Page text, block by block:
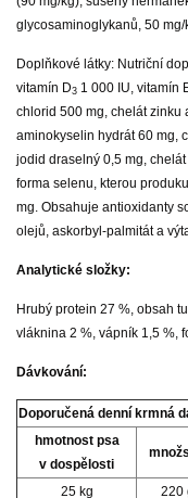
glycosaminoglykanů, 50
Doplňkové látky: Nutriční
vitamín D3 1 000 IU, vitamín
chlorid 500 mg, chelát zinku
aminokyselin hydrát 60 mg,
jodid draselný 0,5 mg,
forma selenu, kterou
mg. Obsahuje antioxidanty
olejů, askorbyl-palmitát a
Analytické složky:
Hrubý protein 27 %, obsah
vláknina 2 %, vápník 1,5 %,
Dávkování:
Doporučená denní krmná
hmotnost psa
v dospělosti
25 kg 220